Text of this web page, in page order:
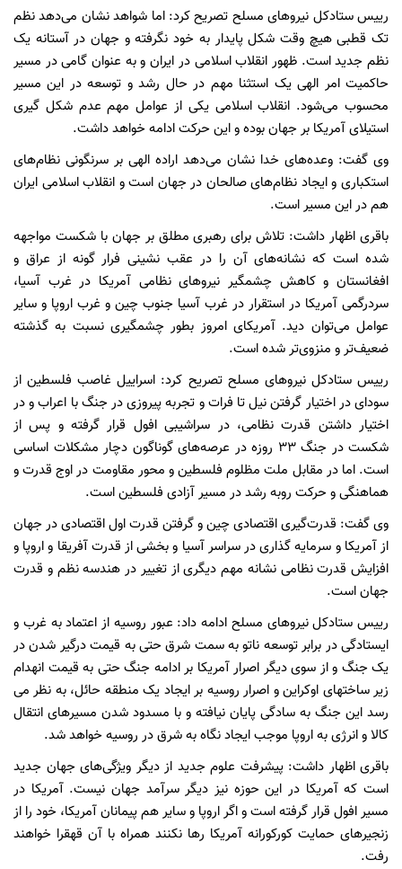
رییس ستادکل نیروهای مسلح تصریح کرد: اما شواهد نشان می‌دهد نظم
تک قطبی هیچ وقت شکل پایدار به خود نگرفته و جهان در آستانه یک
نظم جدید است. ظهور انقلاب اسلامی در ایران و به عنوان گامی در مسیر
حاکمیت امر الهی یک استثنا مهم در حال رشد و توسعه در این مسیر
محسوب می‌شود. انقلاب اسلامی یکی از عوامل مهم عدم شکل گیری
استیلای آمریکا بر جهان بوده و این حرکت ادامه خواهد داشت.
وی گفت: وعده‌های خدا نشان می‌دهد اراده الهی بر سرنگونی نظام‌های
استکباری و ایجاد نظام‌های صالحان در جهان است و انقلاب اسلامی ایران
هم در این مسیر است.
باقری اظهار داشت: تلاش برای رهبری مطلق بر جهان با شکست مواجهه
شده است که نشانه‌های آن را در عقب نشینی فرار گونه از عراق و
افغانستان و کاهش چشمگیر نیروهای نظامی آمریکا در غرب آسیا،
سردرگمی آمریکا در استقرار در غرب آسیا جنوب چین و غرب اروپا و سایر
عوامل می‌توان دید. آمریکای امروز بطور چشمگیری نسبت به گذشته
ضعیف‌تر و منزوی‌تر شده است.
رییس ستادکل نیروهای مسلح تصریح کرد: اسراییل غاصب فلسطین از
سودای در اختیار گرفتن نیل تا فرات و تجربه پیروزی در جنگ با اعراب و در
اختیار داشتن قدرت نظامی، در سراشیبی افول قرار گرفته و پس از
شکست در جنگ 33 روزه در عرصه‌های گوناگون دچار مشکلات اساسی
است. اما در مقابل ملت مظلوم فلسطین و محور مقاومت در اوج قدرت و
هماهنگی و حرکت روبه رشد در مسیر آزادی فلسطین است.
وی گفت: قدرت‌گیری اقتصادی چین و گرفتن قدرت اول اقتصادی در جهان
از آمریکا و سرمایه گذاری در سراسر آسیا و بخشی از قدرت آفریقا و اروپا و
افزایش قدرت نظامی نشانه مهم دیگری از تغییر در هندسه نظم و قدرت
جهان است.
رییس ستادکل نیروهای مسلح ادامه داد: عبور روسیه از اعتماد به غرب و
ایستادگی در برابر توسعه ناتو به سمت شرق حتی به قیمت درگیر شدن در
یک جنگ و از سوی دیگر اصرار آمریکا بر ادامه جنگ حتی به قیمت انهدام
زیر ساختهای اوکراین و اصرار روسیه بر ایجاد یک منطقه حائل، به نظر می
رسد این جنگ به سادگی پایان نیافته و با مسدود شدن مسیرهای انتقال
کالا و انرژی به اروپا موجب ایجاد نگاه به شرق در روسیه خواهد شد.
باقری اظهار داشت: پیشرفت علوم جدید از دیگر ویژگی‌های جهان جدید
است که آمریکا در این حوزه نیز دیگر سرآمد جهان نیست. آمریکا در
مسیر افول قرار گرفته است و اگر اروپا و سایر هم پیمانان آمریکا، خود را از
زنجیرهای حمایت کورکورانه آمریکا رها نکنند همراه با آن قهقرا خواهند
رفت.